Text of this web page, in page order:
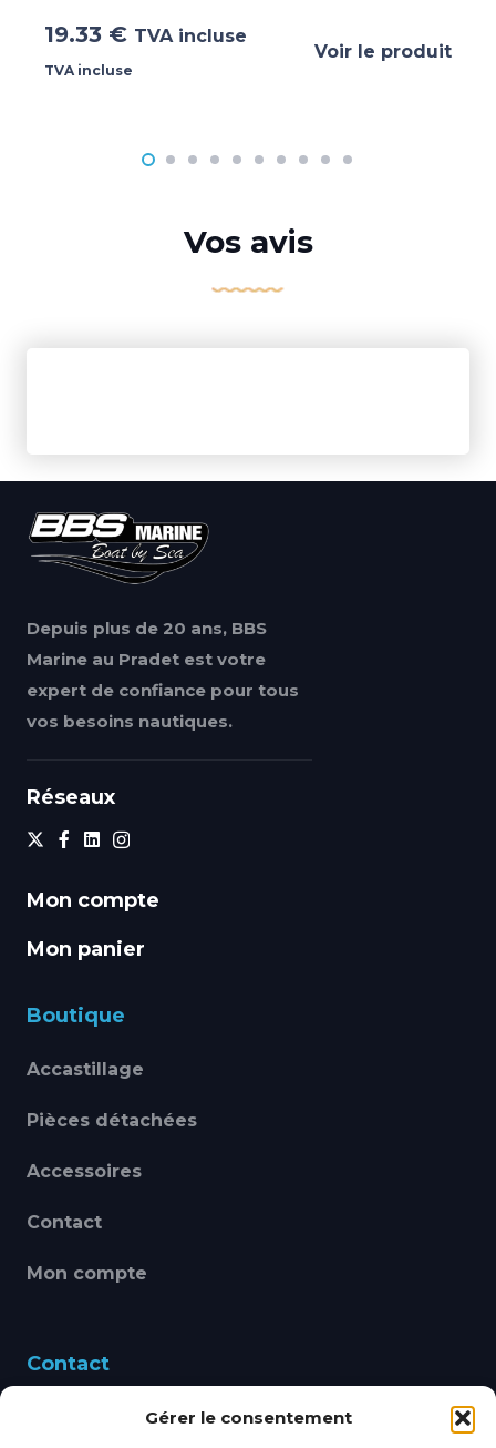
Gérer le consentement
19.33 € TVA incluse
TVA incluse
Voir le produit
Vos avis
Depuis plus de 20 ans, BBS
Marine au Pradet est votre
expert de confiance pour tous
vos besoins nautiques.
Réseaux
Mon compte
Mon panier
Boutique
Accastillage
Pièces détachées
Accessoires
Contact
Mon compte
Contact
460 Avenue Alain Le